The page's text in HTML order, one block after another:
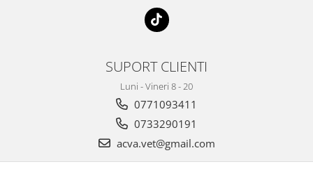
SUPORT CLIENTI
Luni - Vineri 8 - 20
0771093411
0733290191
acva.vet@gmail.com